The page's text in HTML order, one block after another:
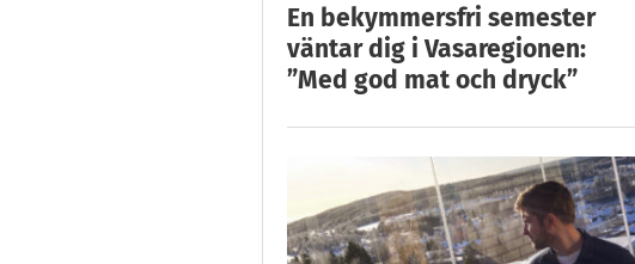
En bekymmersfri semester
väntar dig i Vasaregionen:
”Med god mat och dryck”